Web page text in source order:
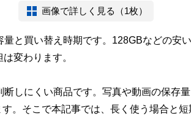
画像で詳しく見る（1枚）
と買い替え時期です。128GBなどの安
変わります。
しにくい商品です。写真や動画の保存
。そこで本記事では、長く使う場合と